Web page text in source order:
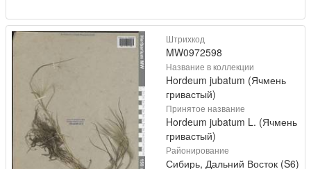
Штрихкод
MW0972598
Название в коллекции
Hordeum jubatum (Ячмень
гривастый)
Принятое название
Hordeum jubatum L. (Ячмень
гривастый)
Районирование
Сибирь, Дальний Восток (S6)